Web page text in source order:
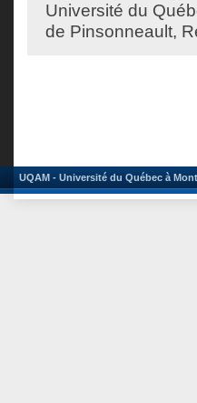
Université du
de Pinsonneault,
UQAM - Université du Québec à